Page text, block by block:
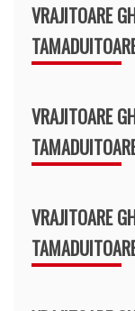
VRAJITOARE
VRAJITOARE
VRAJITOARE